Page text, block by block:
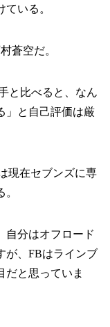
いる。
蒼空だ。
と比べると、なん
」と自己評価は厳
現在セブンズに専
自分はオフロード
が、FBはラインブ
だと思っていま